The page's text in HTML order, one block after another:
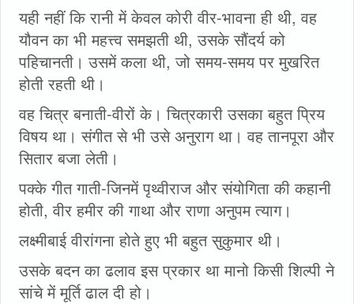
यही नहीं कि रानी में केवल कोरी वीर-भावना ही थी, वह
यौवन का भी महत्त्व समझती थी, उसके सौंदर्य को
पहिचानती। उसमें कला थी, जो समय-समय पर मुखरित
होती रहती थी।
वह चित्र बनाती-वीरों के। चित्रकारी उसका बहुत प्रिय
विषय था। संगीत से भी उसे अनुराग था। वह तानपूरा और
सितार बजा लेती।
पक्के गीत गाती-जिनमें पृथ्वीराज और संयोगिता की कहानी
होती, वीर हमीर की गाथा और राणा अनुपम त्याग।
लक्ष्मीबाई वीरांगना होते हुए भी बहुत सुकुमार थी।
उसके बदन का ढलाव इस प्रकार था मानो किसी शिल्पी ने
सांचे में मूर्ति ढाल दी हो।